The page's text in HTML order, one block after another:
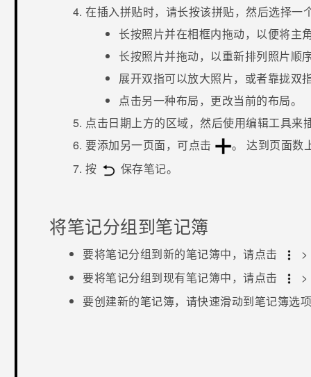
在插入拼贴时，请长按该拼贴，然后选择一
长按照片并在相框内拖动，以便将主
长按照片并拖动，以重新排列照片顺
展开双指可以放大照片，或者靠拢双
点击另一种布局，更改当前的布局。
点击日期上方的区域，然后使用编辑工具来
要添加另一页面，可点击
。达到页面数
按
保存笔记。
将笔记分组到笔记簿
要将笔记分组到新的笔记簿中，请点击 >
要将笔记分组到现有笔记簿中，请点击
>
要创建新的笔记簿，请快速滑动到笔记簿选